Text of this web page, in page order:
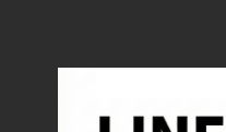
配送・送料について
返品について